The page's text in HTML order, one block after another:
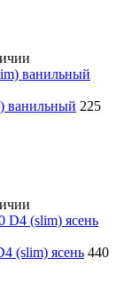
ванильный 225
(slim) ясень 440